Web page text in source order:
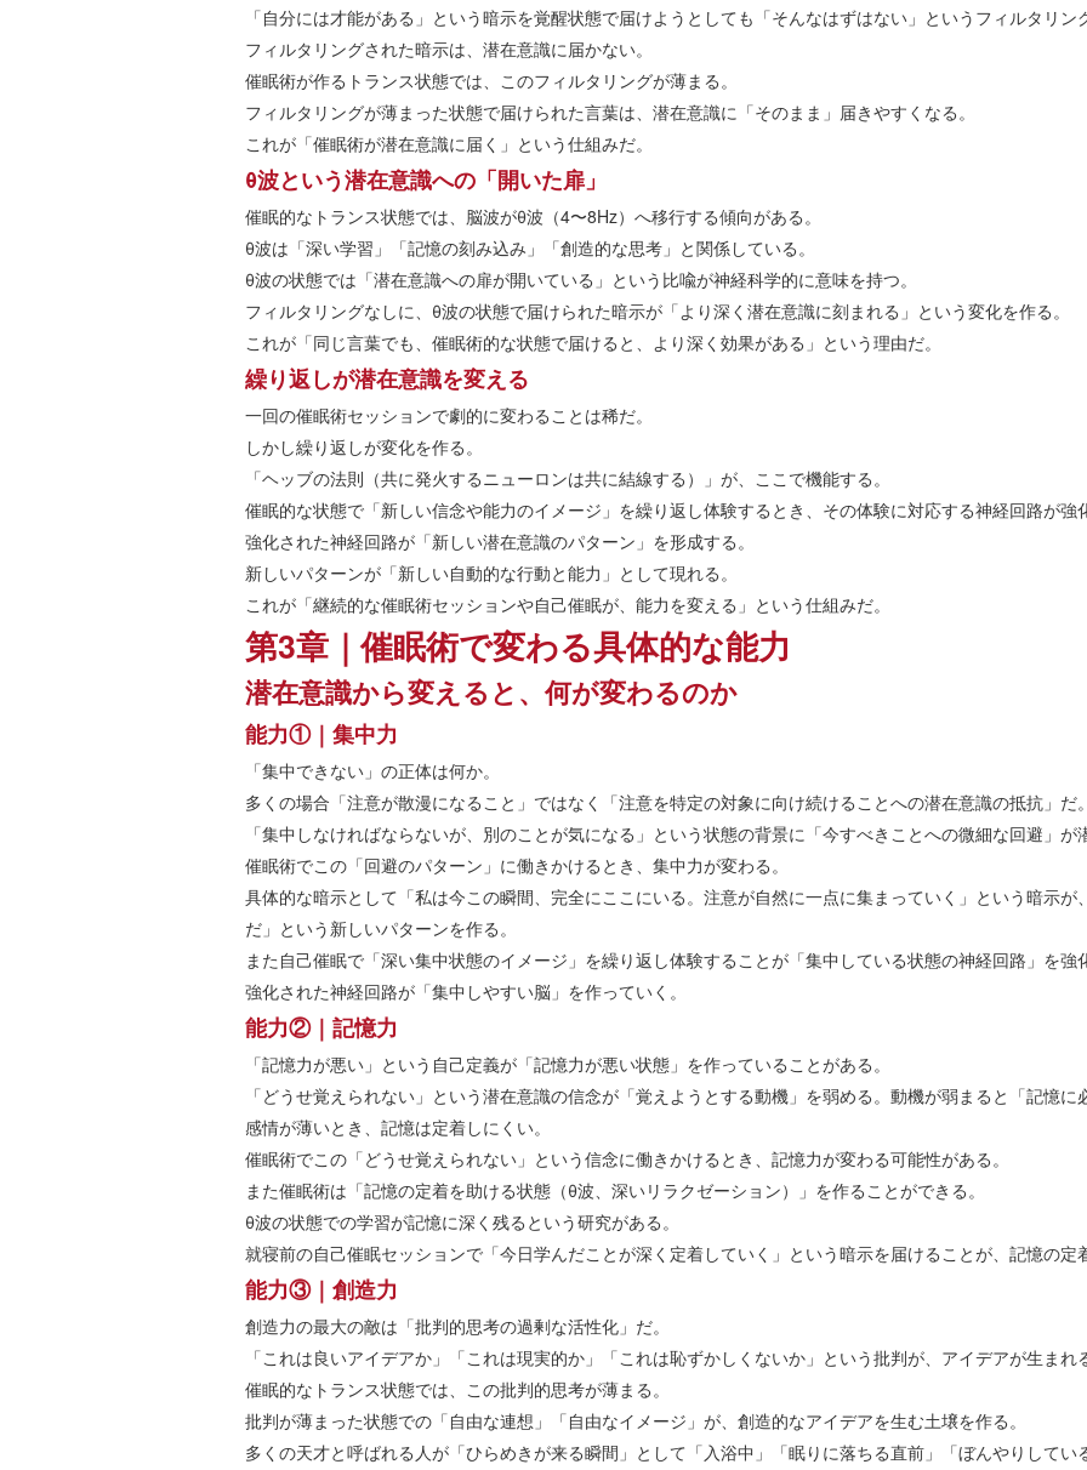
「自分には才能がある」という暗示を覚醒状態で届けようとしても「そんなはずはない」というフィルタリン
フィルタリングされた暗示は、潜在意識に届かない。
催眠術が作るトランス状態では、このフィルタリングが薄まる。
フィルタリングが薄まった状態で届けられた言葉は、潜在意識に「そのまま」届きやすくなる。
これが「催眠術が潜在意識に届く」という仕組みだ。
θ波という潜在意識への「開いた扉」
催眠的なトランス状態では、脳波がθ波（4〜8Hz）へ移行する傾向がある。
θ波は「深い学習」「記憶の刻み込み」「創造的な思考」と関係している。
θ波の状態では「潜在意識への扉が開いている」という比喩が神経科学的に意味を持つ。
フィルタリングなしに、θ波の状態で届けられた暗示が「より深く潜在意識に刻まれる」という変化を作る。
これが「同じ言葉でも、催眠術的な状態で届けると、より深く効果がある」という理由だ。
繰り返しが潜在意識を変える
一回の催眠術セッションで劇的に変わることは稀だ。
しかし繰り返しが変化を作る。
「ヘッブの法則（共に発火するニューロンは共に結線する）」が、ここで機能する。
催眠的な状態で「新しい信念や能力のイメージ」を繰り返し体験するとき、その体験に対応する神経回路が強
強化された神経回路が「新しい潜在意識のパターン」を形成する。
新しいパターンが「新しい自動的な行動と能力」として現れる。
これが「継続的な催眠術セッションや自己催眠が、能力を変える」という仕組みだ。
第3章｜催眠術で変わる具体的な能力
潜在意識から変えると、何が変わるのか
能力①｜集中力
「集中できない」の正体は何か。
多くの場合「注意が散漫になること」ではなく「注意を特定の対象に向け続けることへの潜在意識の抵抗」だ。
「集中しなければならないが、別のことが気になる」という状態の背景に「今すべきことへの微細な回避」が
催眠術でこの「回避のパターン」に働きかけるとき、集中力が変わる。
具体的な暗示として「私は今この瞬間、完全にここにいる。注意が自然に一点に集まっていく」という暗示
だ」という新しいパターンを作る。
また自己催眠で「深い集中状態のイメージ」を繰り返し体験することが「集中している状態の神経回路」を強
強化された神経回路が「集中しやすい脳」を作っていく。
能力②｜記憶力
「記憶力が悪い」という自己定義が「記憶力が悪い状態」を作っていることがある。
「どうせ覚えられない」という潜在意識の信念が「覚えようとする動機」を弱める。動機が弱まると「記憶
感情が薄いとき、記憶は定着しにくい。
催眠術でこの「どうせ覚えられない」という信念に働きかけるとき、記憶力が変わる可能性がある。
また催眠術は「記憶の定着を助ける状態（θ波、深いリラクゼーション）」を作ることができる。
θ波の状態での学習が記憶に深く残るという研究がある。
就寝前の自己催眠セッションで「今日学んだことが深く定着していく」という暗示を届けることが、記憶の定
能力③｜創造力
創造力の最大の敵は「批判的思考の過剰な活性化」だ。
「これは良いアイデアか」「これは現実的か」「これは恥ずかしくないか」という批判が、アイデアが生まれ
催眠的なトランス状態では、この批判的思考が薄まる。
批判が薄まった状態での「自由な連想」「自由なイメージ」が、創造的なアイデアを生む土壌を作る。
多くの天才と呼ばれる人が「ひらめきが来る瞬間」として「入浴中」「眠りに落ちる直前」「ぼんやりしてい